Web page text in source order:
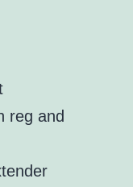
reg and